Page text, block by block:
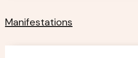
Manifestations